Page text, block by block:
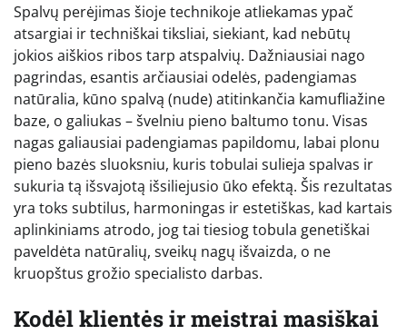
Spalvų perėjimas šioje technikoje atliekamas ypač
atsargiai ir techniškai tiksliai, siekiant, kad nebūtų
jokios aiškios ribos tarp atspalvių. Dažniausiai nago
pagrindas, esantis arčiausiai odelės, padengiamas
natūralia, kūno spalvą (nude) atitinkančia kamufliažine
baze, o galiukas – švelniu pieno baltumo tonu. Visas
nagas galiausiai padengiamas papildomu, labai plonu
pieno bazės sluoksniu, kuris tobulai sulieja spalvas ir
sukuria tą išsvajotą išsiliejusio ūko efektą. Šis rezultatas
yra toks subtilus, harmoningas ir estetiškas, kad kartais
aplinkiniams atrodo, jog tai tiesiog tobula genetiškai
paveldėta natūralių, sveikų nagų išvaizda, o ne
kruopštus grožio specialisto darbas.
Kodėl klientės ir meistrai masiškai